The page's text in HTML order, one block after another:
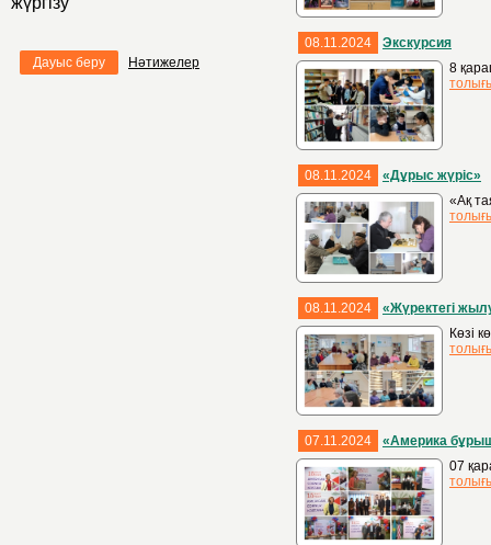
Дауыс беру Нәтижелер
08.11.2024
Экскурсия
8
08.11.2024
«Дұрыс жүріс»
«Ақ
08.11.2024
«Жүректегі
Көзі
07.11.2024
«Америка
07